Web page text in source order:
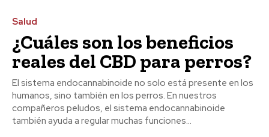
Salud
¿Cuáles son los beneficios
reales del CBD para perros?
El sistema endocannabinoide no solo está presente en los
humanos, sino también en los perros. En nuestros
compañeros peludos, el sistema endocannabinoide
también ayuda a regular muchas funciones...